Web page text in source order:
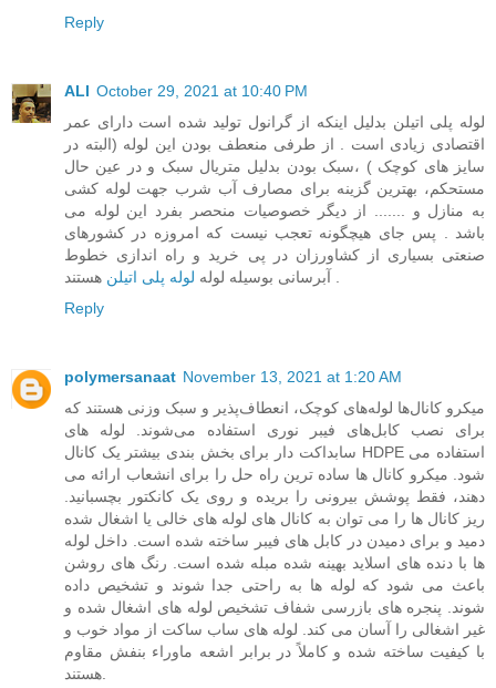
Reply
ALI October 29, 2021 at 10:40 PM
لوله پلی اتیلن بدلیل اینکه از گرانول تولید شده است دارای عمر
اقتصادی زیادی است . از طرفی منعطف بودن این لوله (البته در
سایز های کوچک ) ،سبک بودن بدلیل متریال سبک و در عین حال
مستحکم، بهترین گزینه برای مصارف آب شرب جهت لوله کشی
به منازل و ....... از دیگر خصوصیات منحصر بفرد این لوله می
باشد . پس جای هیچگونه تعجب نیست که امروزه در کشورهای
صنعتی بسیاری از کشاورزان در پی خرید و راه اندازی خطوط
آبرسانی بوسیله لوله لوله پلی اتیلن
هستند .
Reply
polymersanaat November 13, 2021 at 1:20 AM
میکرو کانال‌ها لوله‌های کوچک، انعطاف‌پذیر و سبک وزنی هستند که
برای نصب کابل‌های فیبر نوری استفاده می‌شوند. لوله های
سابداکت دار برای بخش بندی بیشتر یک کانال HDPE استفاده می
شود. میکرو کانال ها ساده ترین راه حل را برای انشعاب ارائه می
دهند، فقط پوشش بیرونی را بریده و روی یک کانکتور بچسبانید.
ریز کانال ها را می توان به کانال های لوله های خالی یا اشغال شده
دمید و برای دمیدن در کابل های فیبر ساخته شده است. داخل لوله
ها با دنده های اسلاید بهینه شده مبله شده است. رنگ های روشن
باعث می شود که لوله ها به راحتی جدا شوند و تشخیص داده
شوند. پنجره های بازرسی شفاف تشخیص لوله های اشغال شده و
غیر اشغالی را آسان می کند. لوله های ساب ساکت از مواد خوب و
با کیفیت ساخته شده و کاملاً در برابر اشعه ماوراء بنفش مقاوم
هستند.